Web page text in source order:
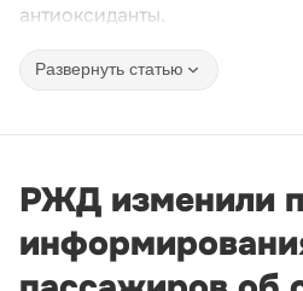
антиоксиданты.
Развернуть статью
РЖД изменили